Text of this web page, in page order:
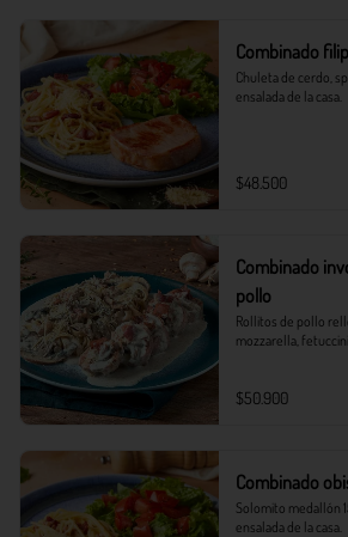
Combinado
Chuleta de cerdo,
ensalada de la casa.
$48.500
Combinado
pollo
Rollitos de pollo
mozzarella,
$50.900
Combinado
Solomito medallón
ensalada de la casa.